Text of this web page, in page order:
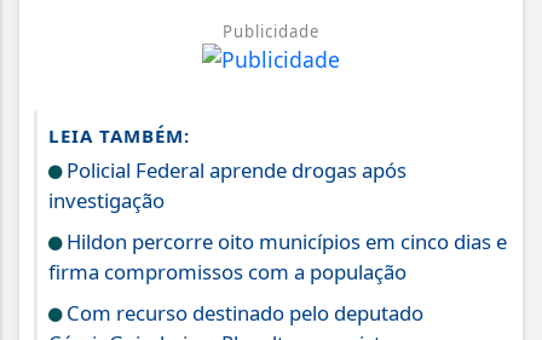
Publicidade
LEIA TAMBÉM:
Policial Federal aprende drogas após
investigação
Hildon percorre oito municípios em cinco dias e
firma compromissos com a população
Com recurso destinado pelo deputado